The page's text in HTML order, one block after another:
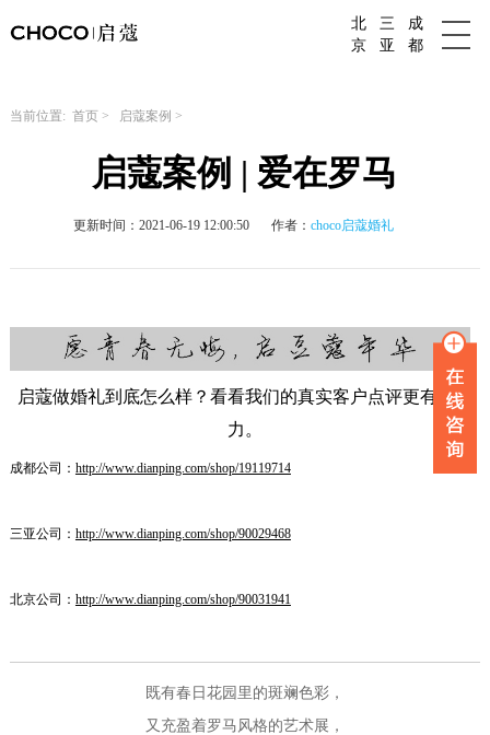
北
京
三
亚
成
都
当前位置: 首页> 启蔻案例 >
启蔻案例 | 爱在罗马
更新时间：2021-06-19 12:00:50 作者：choco启蔻婚礼
启蔻做婚礼到底怎么样？看看我们的真实客户点评更有说服
力。
成都公司： http://www.dianping.com/shop/19119714
三亚公司： http://www.dianping.com/shop/90029468
北京公司： http://www.dianping.com/shop/90031941
既有春日花园里的斑斓色彩，
又充盈着罗马风格的艺术展，